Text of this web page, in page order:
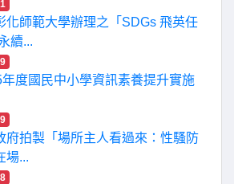
化師範大學辦理之「SDGs 飛英任
續...
度國民中小學資訊素養提升實施
府拍製「場所主人看過來：性騷防
場...